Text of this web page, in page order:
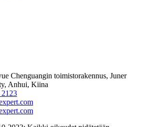
Chenguangin toimistorakennus, Juner
Anhui, Kiina